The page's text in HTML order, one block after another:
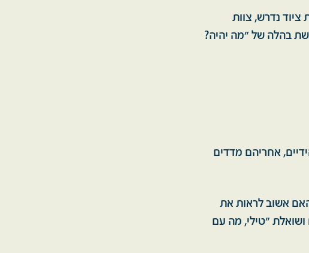
ציוד נדרש, צוות
בהלה של "מה יהיה?
אחריהם מדדים
אשוב לראות את
"טילי, מה עם